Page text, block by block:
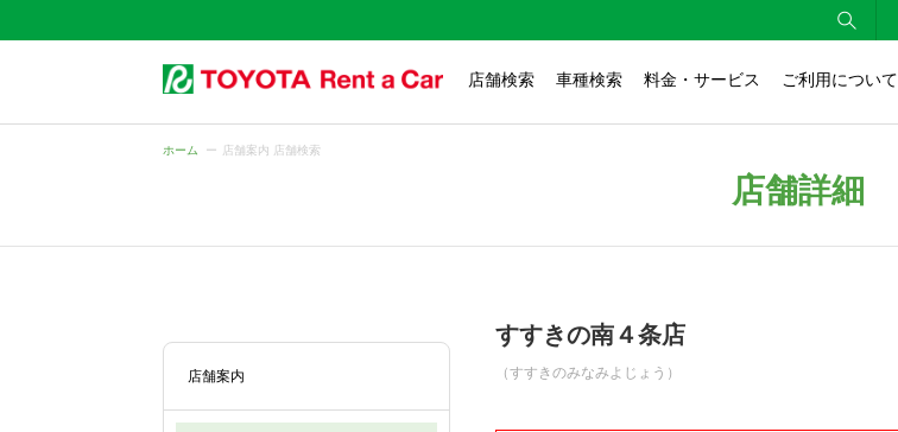
店舗検索 車種検索 料金・サービス ご利用について
ホーム 店舗案内 店舗検索
店舗詳細
店舗案内
すすきの南４条店
（すすきのみなみよじょう）